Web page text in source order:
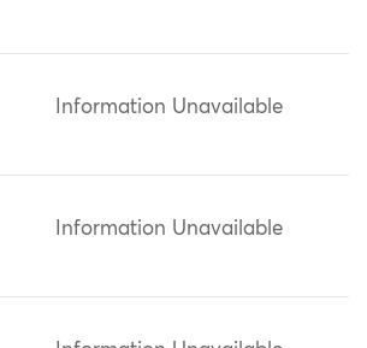
Information Unavailable
Information Unavailable